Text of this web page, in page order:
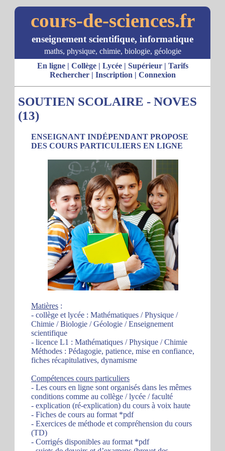
cours-de-sciences.fr
enseignement scientifique, informatique
maths, physique, chimie, biologie, géologie
En ligne| Collège| Lycée| Supérieur| Tarifs
Rechercher| Inscription | Connexion
SOUTIEN SCOLAIRE - NOVES
(13)
ENSEIGNANT INDÉPENDANT PROPOSE
DES COURS PARTICULIERS EN LIGNE
Matières :
- collège et lycée : Mathématiques / Physique /
Chimie / Biologie / Géologie / Enseignement
scientifique
- licence L1 : Mathématiques / Physique / Chimie
Méthodes : Pédagogie, patience, mise en confiance,
fiches récapitulatives, dynamisme
Compétences cours particuliers
- Les cours en ligne sont organisés dans les mêmes
conditions comme au collège / lycée / faculté
- explication (ré-explication) du cours à voix haute
- Fiches de cours au format *pdf
- Exercices de méthode et compréhension du cours
(TD)
- Corrigés disponibles au format *pdf